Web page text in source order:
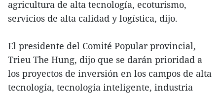
agricultura de alta tecnología, ecoturismo,
servicios de alta calidad y logística, dijo.
El presidente del Comité Popular provincial,
Trieu The Hung, dijo que se darán prioridad a
los proyectos de inversión en los campos de alta
tecnología, tecnología inteligente, industria